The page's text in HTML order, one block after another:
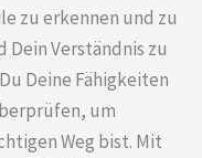
zu erkennen und zu
Verständnis zu
Deine Fähigkeiten
um
Weg bist. Mit